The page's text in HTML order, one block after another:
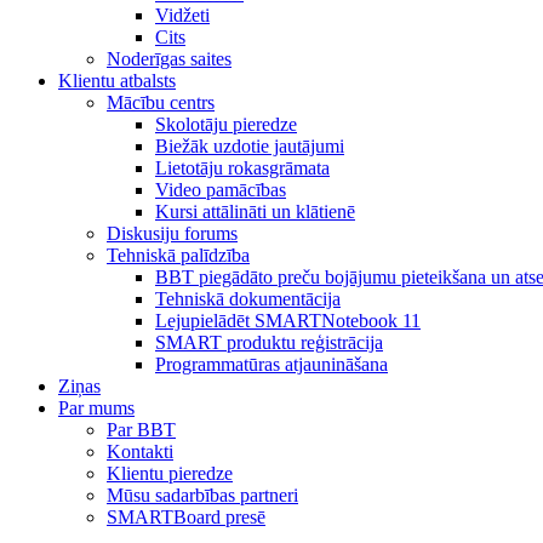
Vidžeti
Cits
Noderīgas saites
Klientu atbalsts
Mācību centrs
Skolotāju pieredze
Biežāk uzdotie jautājumi
Lietotāju rokasgrāmata
Video pamācības
Kursi attālināti un klātienē
Diskusiju forums
Tehniskā palīdzība
BBT piegādāto preču bojājumu pieteikšana un
Tehniskā dokumentācija
Lejupielādēt SMARTNotebook 11
SMART produktu reģistrācija
Programmatūras atjaunināšana
Ziņas
Par mums
Par BBT
Kontakti
Klientu pieredze
Mūsu sadarbības partneri
SMARTBoard presē